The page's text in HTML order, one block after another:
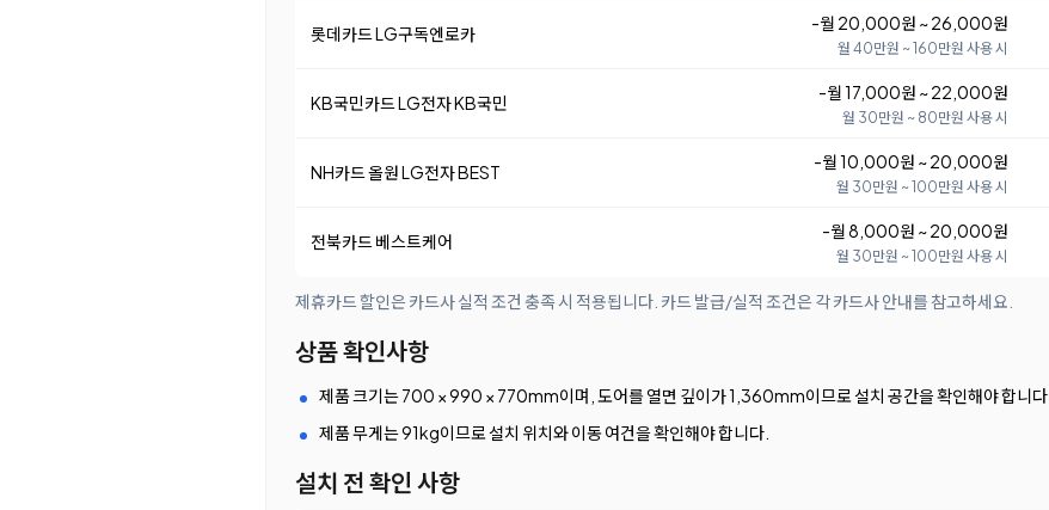
롯데카드 LG구독엔로카 -월 20,000원 ~ 26,000원
월 40만원 ~ 160만원 사용 시
KB국민카드 LG전자 KB국민 -월 17,000원 ~ 22,000원
월 30만원 ~ 80만원 사용 시
NH카드 올원 LG전자 BEST -월 10,000원 ~ 20,000원
월 30만원 ~ 100만원 사용 시
전북카드 베스트케어 -월 8,000원 ~ 20,000원
월 30만원 ~ 100만원 사용 시
제휴카드 할인은 카드사 실적 조건 충족 시 적용됩니다. 카드 발급/실적 조건은 각 카드사 안내를 참고하세요.
상품 확인사항
제품 크기는 700 × 990 × 770mm이며, 도어를 열면 깊이가 1,360mm이므로 설치 공간을 확인해야 합니다.
제품 무게는 91kg이므로 설치 위치와 이동 여건을 확인해야 합니다.
설치 전 확인 사항